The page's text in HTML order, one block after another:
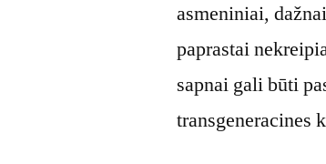
asmeniniai,
paprastai
sapnai gali būti
transgeneracines